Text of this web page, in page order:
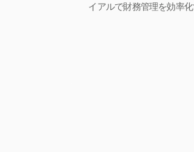
イアルで財務管理を効率